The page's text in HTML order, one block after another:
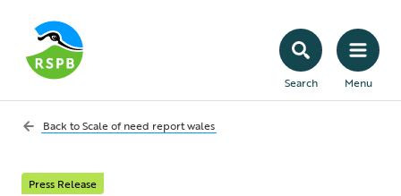
Search Menu
Back toScale of need report wales
Press Release